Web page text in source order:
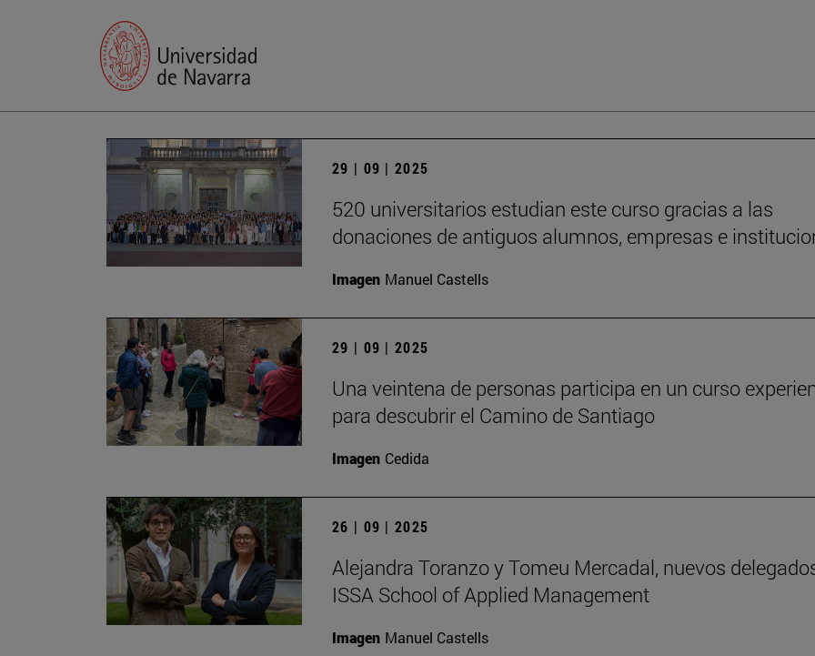
29 | 09 | 2025
520 universitarios estudian este curso gracias a las
donaciones de antiguos alumnos, empresas e
Imagen Manuel Castells
29 | 09 | 2025
Una veintena de personas participa en un curso
para descubrir el Camino de Santiago
Imagen Cedida
26 | 09 | 2025
Alejandra Toranzo y Tomeu Mercadal, nuevos
ISSA School of Applied Management
Imagen Manuel Castells